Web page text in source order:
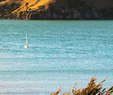
para cima e para baixo do